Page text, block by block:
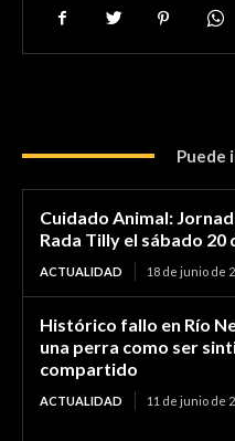
Puede
Cuidado Animal:
Rada Tilly el sábado 20
ACTUALIDAD 18 de junio de
Histórico fallo en Río
una perra como ser
compartido
ACTUALIDAD 11 de junio de